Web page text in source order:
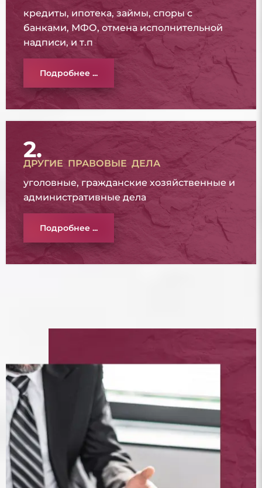
кредиты, ипотека, займы, споры с
банками, МФО, отмена исполнительной
надписи, и т.п
Подробнее ...
2.
ДРУГИЕ ПРАВОВЫЕ ДЕЛА
уголовные, гражданские хозяйственные и
административные дела
Подробнее ...